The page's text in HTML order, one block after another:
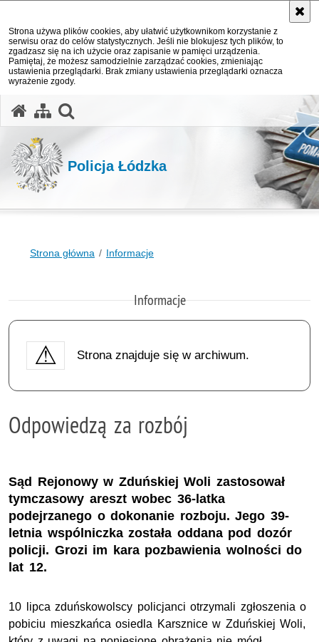
Strona używa plików cookies, aby ułatwić użytkownikom korzystanie z
serwisu oraz do celów statystycznych. Jeśli nie blokujesz tych plików, to
zgadzasz się na ich użycie oraz zapisanie w pamięci urządzenia.
Pamiętaj, że możesz samodzielnie zarządzać cookies, zmieniając
ustawienia przeglądarki. Brak zmiany ustawienia przeglądarki oznacza
wyrażenie zgody.
Policja Łódzka
Strona główna Informacje
Informacje
Strona znajduje się w archiwum.
Odpowiedzą za rozbój
Sąd Rejonowy w Zduńskiej Woli zastosował
tymczasowy areszt wobec 36-latka
podejrzanego o dokonanie rozboju. Jego 39-
letnia wspólniczka została oddana pod dozór
policji. Grozi im kara pozbawienia wolności do
lat 12.
10 lipca zduńskowolscy policjanci otrzymali zgłoszenia o
pobiciu mieszkańca osiedla Karsznice w Zduńskiej Woli,